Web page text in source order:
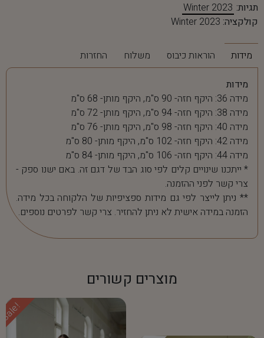
תגיות: Winter 2023
קולקציה: Winter 2023
מידות הוראות כיבוס משלוח החזרות
מידות
מידה 36: היקף חזה- 90 ס"מ, היקף מותן- 68 ס"מ
מידה 38: היקף חזה- 94 ס"מ, היקף מותן- 72 ס"מ
מידה 40: היקף חזה- 98 ס"מ, היקף מותן- 76 ס"מ
מידה 42: היקף חזה- 102 ס"מ, היקף מותן- 80 ס"מ
מידה 44: היקף חזה- 106 ס"מ, היקף מותן- 84 ס"מ
* ייתכנו שינויים קלים לפי סוג הבד של דגם זה. באם ישנו ספק -
צרי קשר לפני ההזמנה.
** ניתן לייצר לפי גם מידות ספציפיות של הלקוחה בכל מידה.
הזמנה במידה אישית לא ניתן להחזיר. צרי קשר לפרטים נוספים.
מוצרים קשורים